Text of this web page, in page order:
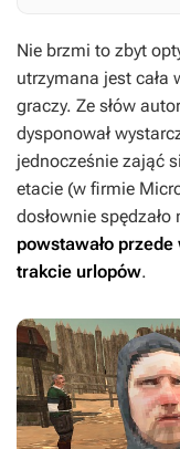
Nie brzmi to zbyt
utrzymana jest
graczy. Ze słów
dysponował
jednocześnie zająć
etacie (w firmie
dosłownie
powstawało
trakcie urlopów.